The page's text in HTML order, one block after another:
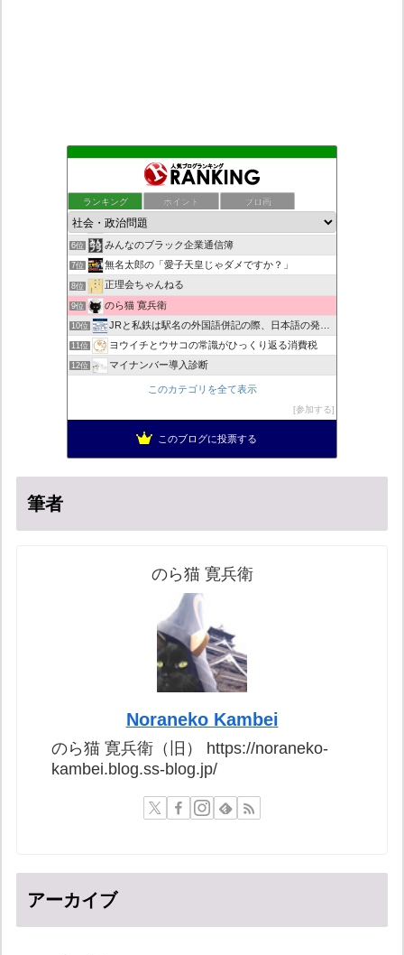
ランキング ポイント ブロ画
もえるあじあ
恥を知れ、恥を
死神タカ位置サナエのオイルショックドクトリン憲法改悪計画！
5位 ダリチョコ dalichoko
6位 みんなのブラック企業通信簿
7位 無名太郎の「愛子天皇じゃダメですか？」
8位 正理会ちゃんねる
9位 のら猫 寛兵衛
10位 JRと私鉄は駅名の外国語併記の際、日本語の発音/…
11位 ヨウイチとウサコの常識がひっくり返る消費税
12位 マイナンバー導入診断
救国と自警の防犯草莽号_草莽愛知実行委員会、
真のジャーナリズムがここにある！
このカテゴリを全て表示
参加する
このブログに投票する
筆者
のら猫 寛兵衛
Noraneko Kambei
のら猫 寛兵衛（旧） https://noraneko-
kambei.blog.ss-blog.jp/
アーカイブ